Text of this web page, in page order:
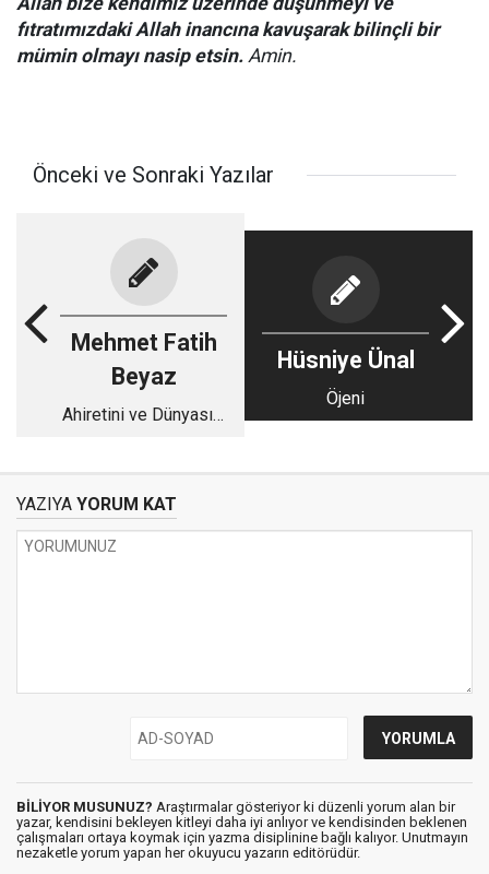
fıtratımızdaki Allah inancına kavuşarak bilinçli bir
mümin olmayı nasip etsin. Amin.
Önceki ve Sonraki Yazılar
Mehmet Fatih
Beyaz
Ahiretini ve Dünyasını
Hukuku)
Hüsniye Ünal
Öjeni
YAZIYA YORUM KAT
BİLİYOR MUSUNUZ? Araştırmalar gösteriyor ki düzenli yorum alan bir
yazar, kendisini bekleyen kitleyi daha iyi anlıyor ve kendisinden beklenen
çalışmaları ortaya koymak için yazma disiplinine bağlı kalıyor. Unutmayın
nezaketle yorum yapan her okuyucu yazarın editörüdür.